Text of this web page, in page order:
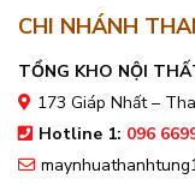
CHI NHÁNH
TỔNG KHO NỘI
173 Giáp Nhất –
Hotline 1: 096